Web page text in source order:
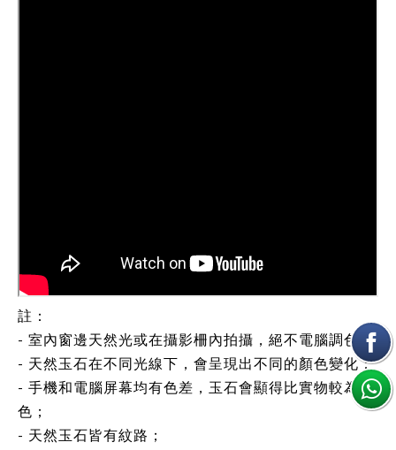
註：
- 室內窗邊天然光或在攝影柵內拍攝，絕不電腦調色；
- 天然玉石在不同光線下，會呈現出不同的顏色變化；
- 手機和電腦屏幕均有色差，玉石會顯得比實物較為鮮
色；
- 天然玉石皆有紋路；